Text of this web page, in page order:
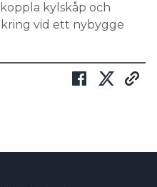
kylskåp och
vid ett nybygge